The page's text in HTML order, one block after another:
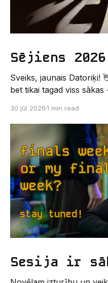
Sējiens 2026
Sveiks, jaunais Datoriķi! 👋🏻 Studiju līgums
bet tikai tagad viss
Un kas gan būtu labāks
dzīvi LU EZTF datoriķu
leģendāro “Sējienu”? 🐱 Šī pirmsaristoteļa nometne
palīdzēs tev iegūt
30 jūl 20261 min read
Sesija ir